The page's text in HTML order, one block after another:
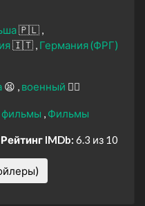
🇵🇱
🇮🇹 Германия (ФРГ)
😫 военный 👨‍✈️
Фильмы
Рейтинг IMDb: 6.3 из 10